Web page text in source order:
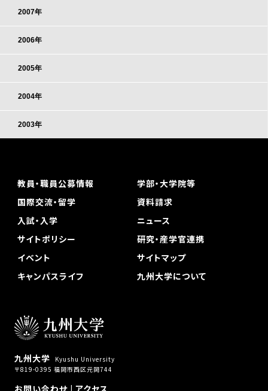
2007年
2006年
2005年
2004年
2003年
九州大学
Kyushu University
〒819-0395 福岡市西区元岡744
教員・職員公募情報
学部・大学院等
国際交流・留学
資料請求
入試・入学
ニュース
サイトポリシー
研究・産学官連携
イベント
サイトマップ
キャンパスライフ
九州大学について